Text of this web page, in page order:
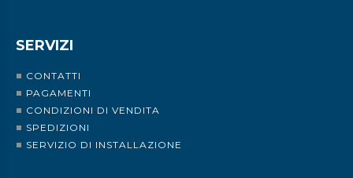
SERVIZI
CONTATTI
PAGAMENTI
CONDIZIONI DI VENDITA
SPEDIZIONI
SERVIZIO DI INSTALLAZIONE